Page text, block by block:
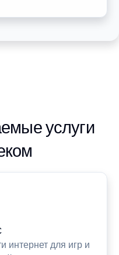
услуги
интернет для игр и